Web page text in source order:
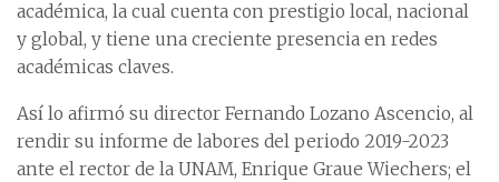
académica, la cual cuenta con prestigio local, nacional
y global, y tiene una creciente presencia en redes
académicas claves.
Así lo afirmó su director Fernando Lozano Ascencio, al
rendir su informe de labores del periodo 2019-2023
ante el rector de la UNAM, Enrique Graue Wiechers; el